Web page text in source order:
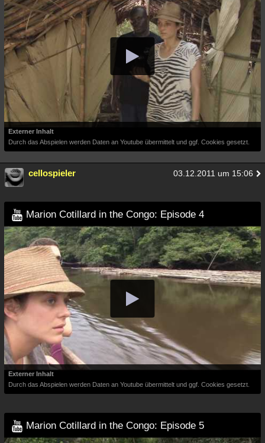
Externer Inhalt
Durch das Abspielen werden Daten an Youtube übermittelt und ggf. Cookies gesetzt.
cellospieler 03.12.2011 um 15:06
Marion Cotillard in the Congo: Episode 4
Externer Inhalt
Durch das Abspielen werden Daten an Youtube übermittelt und ggf. Cookies gesetzt.
Marion Cotillard in the Congo: Episode 5